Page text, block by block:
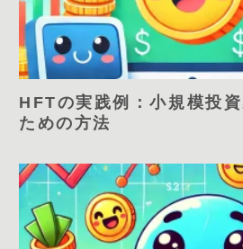
HFTの実践例：小規模投
ための方法